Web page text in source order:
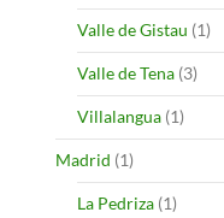
Valle de Gistau (1)
Valle de Tena (3)
Villalangua (1)
Madrid (1)
La Pedriza (1)